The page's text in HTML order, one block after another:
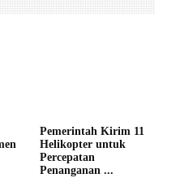
Pemerintah Kirim 11
Helikopter untuk
Percepatan
Penanganan ...